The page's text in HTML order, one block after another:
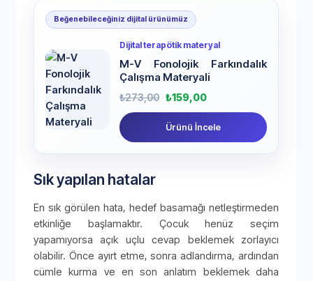
Beğenebileceğiniz dijital ürünümüz
Dijital terapötik materyal
M-V Fonolojik Farkındalık
Çalışma Materyali
₺273,00 ₺159,00
Ürünü İncele
Sık yapılan hatalar
En sık görülen hata, hedef basamağı netleştirmeden
etkinliğe başlamaktır. Çocuk henüz seçim
yapamıyorsa açık uçlu cevap beklemek zorlayıcı
olabilir. Önce ayırt etme, sonra adlandırma, ardından
cümle kurma ve en son anlatım beklemek daha